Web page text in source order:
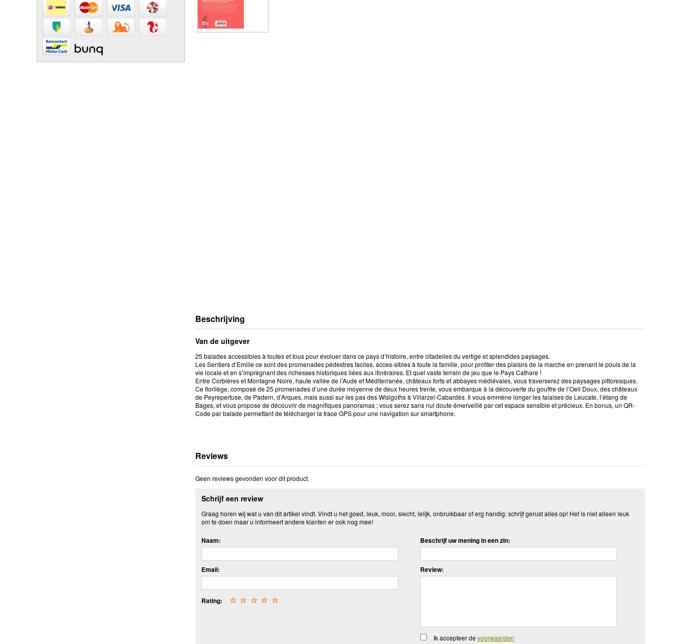
Beschrijving
Van de uitgever
25 balades accessibles à toutes et tous pour évoluer dans ce pays d’histoire, entre citadelles du vertige et splendides paysages.
Les Sentiers d’Emilie ce sont des promenades pédestres faciles, acces-sibles à toute la famille, pour profiter des plaisirs de la marche en prenant le pouls de la
vie locale et en s’imprégnant des richesses historiques liées aux itinéraires. Et quel vaste terrain de jeu que le Pays Cathare !
Entre Corbières et Montagne Noire, haute vallée de l’Aude et Méditerranée, châteaux forts et abbayes médiévales, vous traverserez des paysages pittoresques.
Ce florilège, composé de 25 promenades d’une durée moyenne de deux heures trente, vous embarque à la découverte du gouffre de l’Oeil Doux, des châteaux
de Peyrepertuse, de Padern, d’Arques, mais aussi sur les pas des Wisigoths à Villarzel-Cabardès. Il vous emmène longer les falaises de Leucate, l’étang de
Bages, et vous propose de découvrir de magnifiques panoramas ; vous serez sans nul doute émerveillé par cet espace sensible et précieux. En bonus, un QR-
Code par balade permettant de télécharger la trace GPS pour une navigation sur smartphone.
Reviews
Geen reviews gevonden voor dit product.
Schrijf een review
Graag horen wij wat u van dit artikel vindt. Vindt u het goed, leuk, mooi, slecht, lelijk, onbruikbaar of erg handig: schrijf gerust alles op! Het is niet alleen leuk
om te doen maar u informeert andere klanten er ook nog mee!
Naam:
Email:
Rating: ☆
☆
☆
☆
☆
Beschrijf uw mening in een zin:
Review:
Ik accepteer devoorwaarden